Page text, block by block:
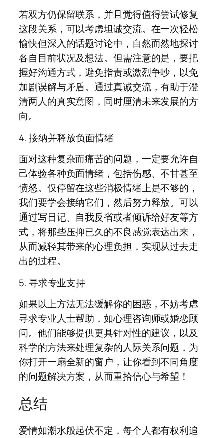
若双方仍保留联系，并且觉得值得尝试修复
这段关系，可以考虑坦诚交流。在一次轻松
愉快但深入的话题讨论中，自然而然地探讨
各自目前状况及想法。但需注意的是，要把
握好沟通方式，避免指责或激烈争吵，以免
加剧误解与矛盾。通过真诚交流，有助于澄
清两人的真实意图，同时厘清未来发展的方
向。
4. 接纳并释放负面情绪
面对这种复杂而痛苦的问题，一定要允许自
己体验各种负面情绪，包括伤感、不甘甚至
愤怒。仅停留在这些消极情绪上是不够的，
我们要学会接纳它们，然后努力释放。可以
通过写日记、自我反省或者倾诉给好友等方
式，将那些压抑已久的不良感觉表达出来，
从而减轻其带来的心理负担，实现从过去走
出的过程。
5. 寻求专业支持
如果以上方法无法缓解你的困惑，不妨考虑
寻求专业人士帮助，如心理咨询师或婚恋顾
问。他们能够提供更具针对性的建议，以及
科学的方法来处理复杂的人际关系问题，为
你打开一扇全新的窗户，让你看到不同角度
的问题解决方案，从而重拾信心与希望！
总结
爱情如潮水般起伏不定，每个人都有权利追